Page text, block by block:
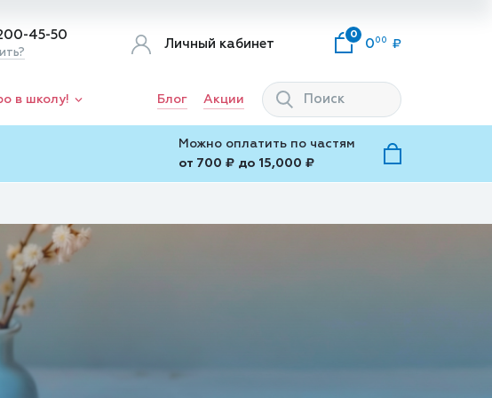
45-50
Личный кабинет
0
0 00
в школу! Блог Акции
Можно оплатить по частям
от 700 ₽ до 15,000 ₽